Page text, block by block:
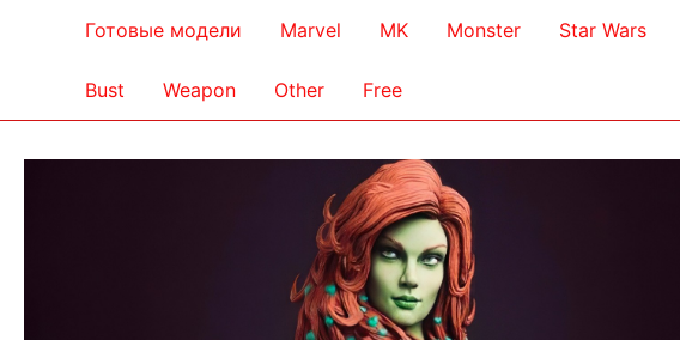
Готовые модели Marvel MK Monster Star Wars
Bust Weapon Other Free